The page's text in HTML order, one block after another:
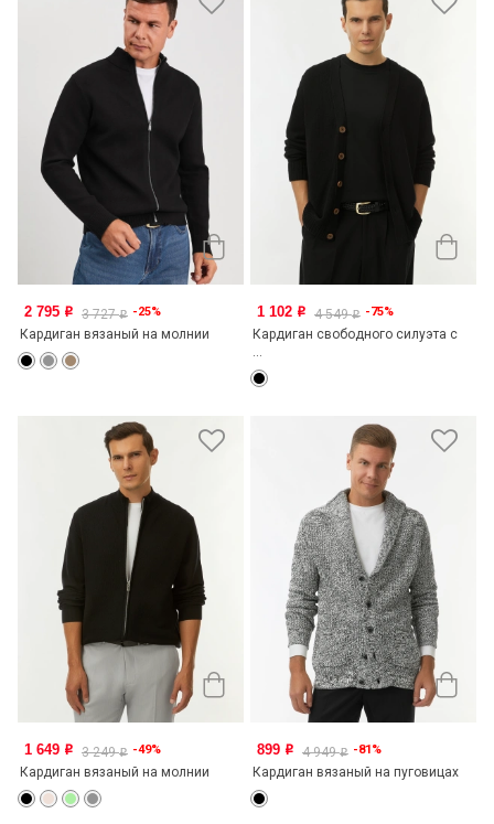
2 795 o 3 727o -25%
Кардиган вязаный на молнии
1 102 o 4 549o -75%
Кардиган свободного силуэта с
...
1 649 o 3 249o -49%
Кардиган вязаный на молнии
899 o 4 949o -81%
Кардиган вязаный на пуговицах